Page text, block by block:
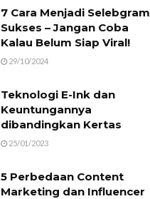
7 Cara Menjadi Selebgram
Sukses – Jangan Coba
Kalau Belum Siap Viral!
29/10/2024
Teknologi E-Ink dan
Keuntungannya
dibandingkan Kertas
25/01/2023
5 Perbedaan Content
Marketing dan Influencer